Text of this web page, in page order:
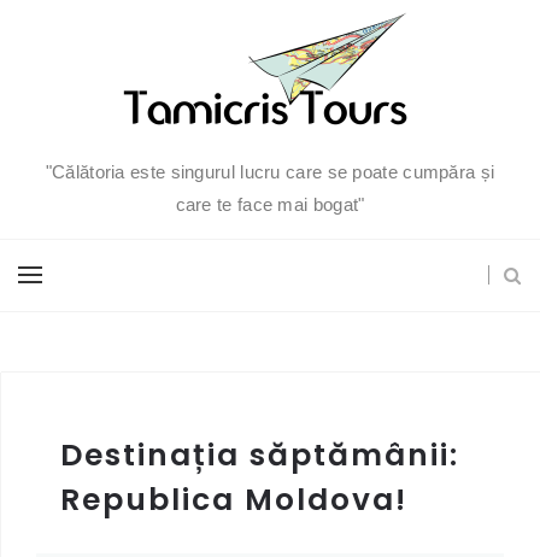
"Călătoria este singurul lucru care se poate cumpăra și
care te face mai bogat"
Destinația săptămânii:
Republica Moldova!